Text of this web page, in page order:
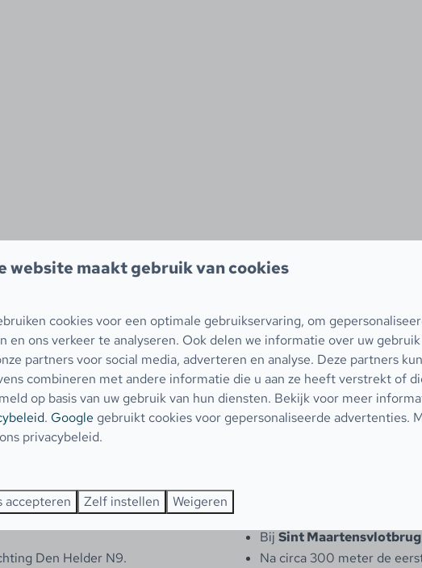
bij
Den Helder N9.
BijSint Maartensvlotbrug
Na circa 300 meter de
website maakt gebruik van cookies
cookies voor een optimale gebruikservaring, om
en ons verkeer te analyseren. Ook delen we informatie over uw
partners voor social media, adverteren en analyse. Deze partners
combineren met andere informatie die u aan ze heeft verstrekt of
op basis van uw gebruik van hun diensten. Bekijk voor meer
. Google gebruikt cookies voor gepersonaliseerde advertenties.
privacybeleid.
accepteren Zelf instellen Weigeren